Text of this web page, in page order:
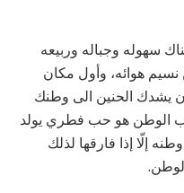
سهوله وجباله وربيعه
هوائه، وأول مكان
يشدك الحنين الى وطنك
الوطن هو حب فطري يولد
إلّا إذا فارقها لذلك